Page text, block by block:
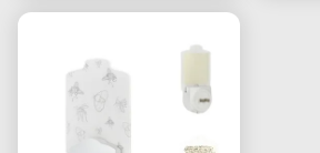
insectenbestrijding